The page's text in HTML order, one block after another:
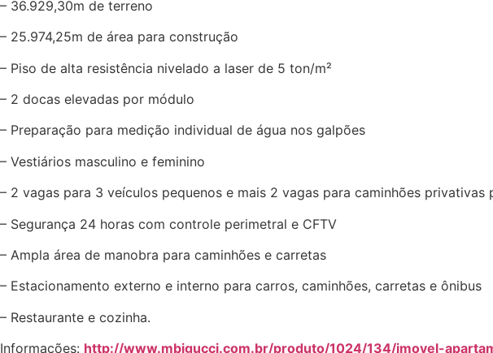
– 36.929,30m de terreno
– 25.974,25m de área para construção
– Piso de alta resistência nivelado a laser de 5 ton/m²
– 2 docas elevadas por módulo
– Preparação para medição individual de água nos galpões
– Vestiários masculino e feminino
– 2 vagas para 3 veículos pequenos e mais 2 vagas para caminhões privativas
– Segurança 24 horas com controle perimetral e CFTV
– Ampla área de manobra para caminhões e carretas
– Estacionamento externo e interno para carros, caminhões, carretas e ônibus
– Restaurante e cozinha.
Informações: http://www.mbigucci.com.br/produto/1024/134/imovel-